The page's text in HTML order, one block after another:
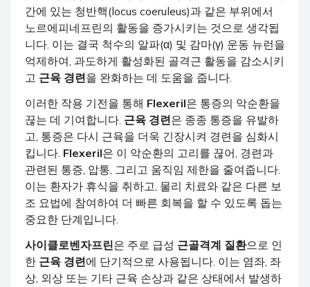
간에 있는 청반핵(locus coeruleus)과 같은 부위에서
노르에피네프린의 활동을 증가시키는 것으로 생각됩
니다. 이는 결국 척수의 알파(α) 및 감마(γ) 운동 뉴런을
억제하여, 과도하게 활성화된 골격근 활동을 감소시키
고 근육 경련을 완화하는 데 도움을 줍니다.
이러한 작용 기전을 통해 Flexeril은 통증의 악순환을
끊는 데 기여합니다. 근육 경련은 종종 통증을 유발하
고, 통증은 다시 근육을 더욱 긴장시켜 경련을 심화시
킵니다. Flexeril은 이 악순환의 고리를 끊어, 경련과
관련된 통증, 압통, 그리고 움직임 제한을 줄여줍니다.
이는 환자가 휴식을 취하고, 물리 치료와 같은 다른 보
조 요법에 참여하여 더 빠른 회복을 할 수 있도록 돕는
중요한 단계입니다.
사이클로벤자프린은 주로 급성 근골격계 질환으로 인
한 근육 경련에 단기적으로 사용됩니다. 이는 염좌, 좌
상, 외상 또는 기타 근육 손상과 같은 상태에서 발생하